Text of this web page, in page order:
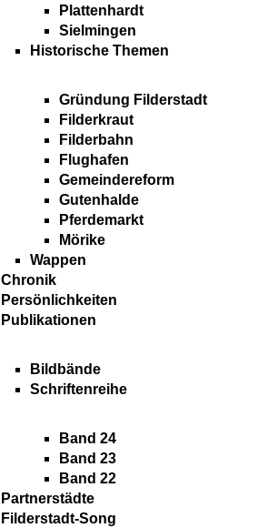
Plattenhardt
Sielmingen
Historische Themen
Gründung Filderstadt
Filderkraut
Filderbahn
Flughafen
Gemeindereform
Gutenhalde
Pferdemarkt
Mörike
Wappen
Chronik
Persönlichkeiten
Publikationen
Bildbände
Schriftenreihe
Band 24
Band 23
Band 22
Partnerstädte
Filderstadt-Song